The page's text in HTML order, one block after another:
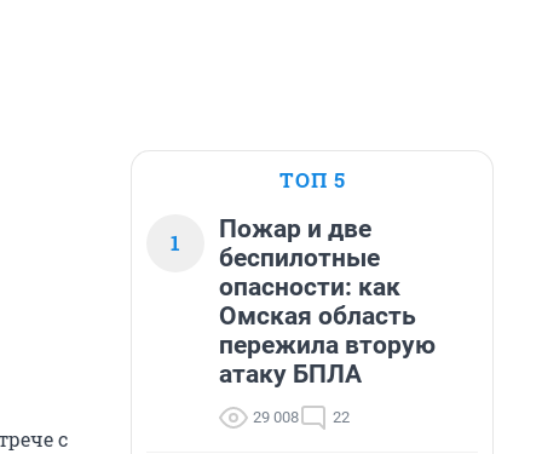
с
ТОП 5
1
Пожар и две
беспилотные
опасности: как
Омская область
пережила вторую
атаку БПЛА
29 008 22